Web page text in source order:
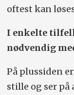
oftest kan
I enkelte
nødvendig
På plussiden
stille og ser